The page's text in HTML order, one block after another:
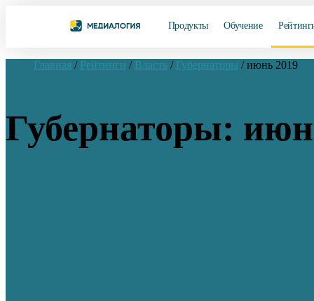
Продукты Обучение
Главная / Рейтинги / Власть / Губернаторы / июнь 2019
Губернаторы: